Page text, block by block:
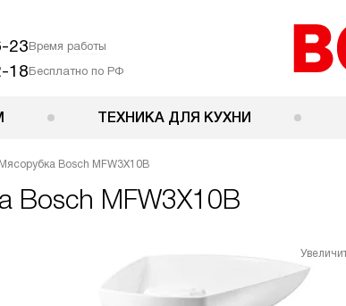
23Время работы
18Бесплатно по РФ
ТЕХНИКА ДЛЯ КУХНИ
Мясорубка Bosch MFW3X10B
Bosch MFW3X10B